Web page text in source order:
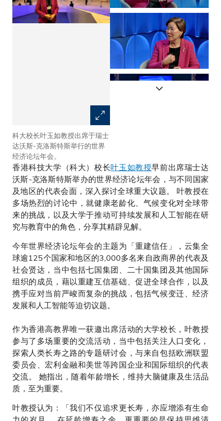
科大校长叶玉如教授出席于瑞士
达沃斯-克洛斯特斯举行的世界
经济论坛年会。
香港科技大学（科大）校长叶玉如教授早前出席瑞士达
沃斯-克洛斯特斯举办的世界经济论坛年会，与不同国家
及地区的代表会面，深入探讨全球重大议题。 叶教授在
多场热烈的讨论中，就健康老龄化、气候变化对全球带
来的挑战，以及大学于推动可持续发展和人工智能在研
究与教育中的角色，分享其精辟见解。
今年世界经济论坛年会的主题为「重建信任」，云集全
球逾125个国家和地区的3,000多名来自政商界的代表及
社会贤达，当中包括七国集团、二十国集团及其他国际
组织的成员，藉以重建互信基础、促进全球合作，以及
携手应对当前严峻而复杂的挑战，包括气候变迁、经济
发展和人工智能等迫切议题。
作为香港高教界唯一获邀出席活动的大学校长，叶教授
参与了多场重要的交流活动，当中包括关注人口变化，
探索人类长寿之路的专题研讨会，与来自包括欧洲联盟
委员会、宏利金融和美世等跨国企业和国际组织的代表
交流。 她指出，随着年龄增长，维持大脑健康及生活品
质，至为重要。
叶教授认为：「我们不仅追求更长寿，亦应增添有生命